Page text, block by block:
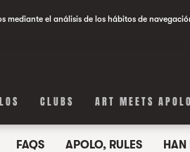
mediante el análisis de los hábitos de
CLUBS ART MEETS APOLO
FAQS APOLO, RULES